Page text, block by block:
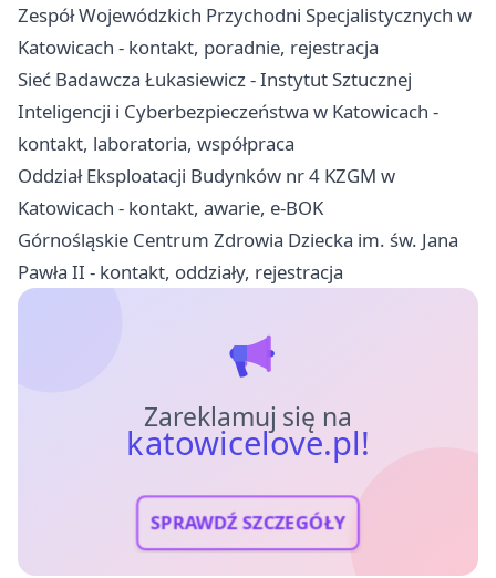
Zespół Wojewódzkich Przychodni Specjalistycznych w
Katowicach - kontakt, poradnie, rejestracja
Sieć Badawcza Łukasiewicz - Instytut Sztucznej
Inteligencji i Cyberbezpieczeństwa w Katowicach -
kontakt, laboratoria, współpraca
Oddział Eksploatacji Budynków nr 4 KZGM w
Katowicach - kontakt, awarie, e-BOK
Górnośląskie Centrum Zdrowia Dziecka im. św. Jana
Pawła II - kontakt, oddziały, rejestracja
Zareklamuj się na
katowicelove.pl!
SPRAWDŹ SZCZEGÓŁY